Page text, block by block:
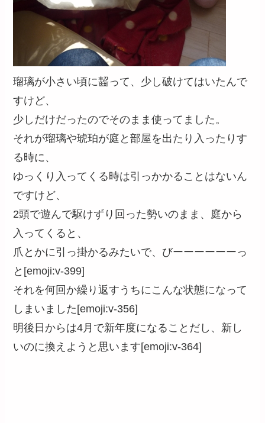
瑠璃が小さい頃に齧って、少し破けてはいたんで
すけど、
少しだけだったのでそのまま使ってました。
それが瑠璃や琥珀が庭と部屋を出たり入ったりす
る時に、
ゆっくり入ってくる時は引っかかることはないん
ですけど、
2頭で遊んで駆けずり回った勢いのまま、庭から
入ってくると、
爪とかに引っ掛かるみたいで、びーーーーーーっ
と[emoji:v-399]
それを何回か繰り返すうちにこんな状態になって
しまいました[emoji:v-356]
明後日からは4月で新年度になることだし、新し
いのに換えようと思います[emoji:v-364]